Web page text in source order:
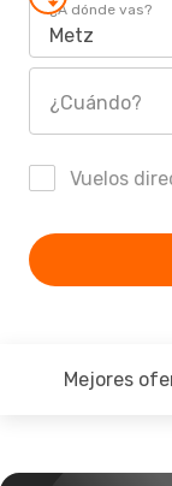
¿A dónde vas?
Metz
¿Cuándo?
Vuelos
Mejores